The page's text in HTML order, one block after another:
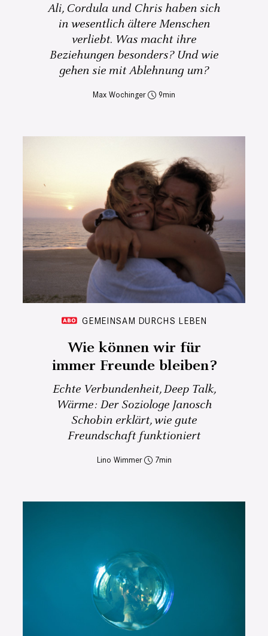
Ali, Cordula und Chris haben sich
in wesentlich ältere Menschen
verliebt. Was macht ihre
Beziehungen besonders? Und wie
gehen sie mit Ablehnung um?
Max Wochinger 9
GEMEINSAM DURCHS LEBEN
Wie können wir für
immer Freunde bleiben?
Echte Verbundenheit, Deep Talk,
Wärme: Der Soziologe Janosch
Schobin erklärt, wie gute
Freundschaft funktioniert
Lino Wimmer 7